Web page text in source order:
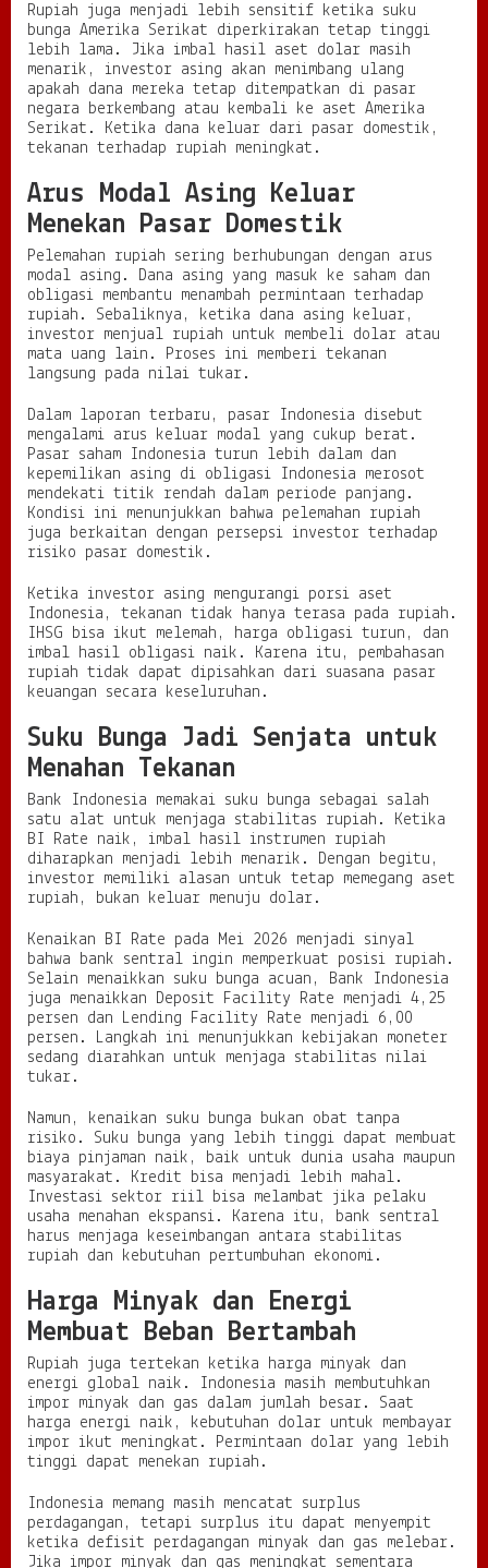
Rupiah juga menjadi lebih sensitif ketika suku
bunga Amerika Serikat diperkirakan tetap tinggi
lebih lama. Jika imbal hasil aset dolar masih
menarik, investor asing akan menimbang ulang
apakah dana mereka tetap ditempatkan di pasar
negara berkembang atau kembali ke aset Amerika
Serikat. Ketika dana keluar dari pasar domestik,
tekanan terhadap rupiah meningkat.
Arus Modal Asing Keluar
Menekan Pasar Domestik
Pelemahan rupiah sering berhubungan dengan arus
modal asing. Dana asing yang masuk ke saham dan
obligasi membantu menambah permintaan terhadap
rupiah. Sebaliknya, ketika dana asing keluar,
investor menjual rupiah untuk membeli dolar atau
mata uang lain. Proses ini memberi tekanan
langsung pada nilai tukar.
Dalam laporan terbaru, pasar Indonesia disebut
mengalami arus keluar modal yang cukup berat.
Pasar saham Indonesia turun lebih dalam dan
kepemilikan asing di obligasi Indonesia merosot
mendekati titik rendah dalam periode panjang.
Kondisi ini menunjukkan bahwa pelemahan rupiah
juga berkaitan dengan persepsi investor terhadap
risiko pasar domestik.
Ketika investor asing mengurangi porsi aset
Indonesia, tekanan tidak hanya terasa pada rupiah.
IHSG bisa ikut melemah, harga obligasi turun, dan
imbal hasil obligasi naik. Karena itu, pembahasan
rupiah tidak dapat dipisahkan dari suasana pasar
keuangan secara keseluruhan.
Suku Bunga Jadi Senjata untuk
Menahan Tekanan
Bank Indonesia memakai suku bunga sebagai salah
satu alat untuk menjaga stabilitas rupiah. Ketika
BI Rate naik, imbal hasil instrumen rupiah
diharapkan menjadi lebih menarik. Dengan begitu,
investor memiliki alasan untuk tetap memegang aset
rupiah, bukan keluar menuju dolar.
Kenaikan BI Rate pada Mei 2026 menjadi sinyal
bahwa bank sentral ingin memperkuat posisi rupiah.
Selain menaikkan suku bunga acuan, Bank Indonesia
juga menaikkan Deposit Facility Rate menjadi 4,25
persen dan Lending Facility Rate menjadi 6,00
persen. Langkah ini menunjukkan kebijakan moneter
sedang diarahkan untuk menjaga stabilitas nilai
tukar.
Namun, kenaikan suku bunga bukan obat tanpa
risiko. Suku bunga yang lebih tinggi dapat membuat
biaya pinjaman naik, baik untuk dunia usaha maupun
masyarakat. Kredit bisa menjadi lebih mahal.
Investasi sektor riil bisa melambat jika pelaku
usaha menahan ekspansi. Karena itu, bank sentral
harus menjaga keseimbangan antara stabilitas
rupiah dan kebutuhan pertumbuhan ekonomi.
Harga Minyak dan Energi
Membuat Beban Bertambah
Rupiah juga tertekan ketika harga minyak dan
energi global naik. Indonesia masih membutuhkan
impor minyak dan gas dalam jumlah besar. Saat
harga energi naik, kebutuhan dolar untuk membayar
impor ikut meningkat. Permintaan dolar yang lebih
tinggi dapat menekan rupiah.
Indonesia memang masih mencatat surplus
perdagangan, tetapi surplus itu dapat menyempit
ketika defisit perdagangan minyak dan gas melebar.
Jika impor minyak dan gas meningkat sementara